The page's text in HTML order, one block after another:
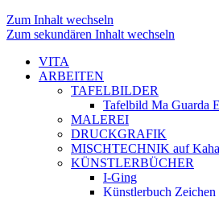
Zum Inhalt wechseln
Zum sekundären Inhalt wechseln
VITA
ARBEITEN
TAFELBILDER
Tafelbild Ma Guarda
MALEREI
DRUCKGRAFIK
MISCHTECHNIK auf
KÜNSTLERBÜCHER
I-Ging
Künstlerbuch Zeichen